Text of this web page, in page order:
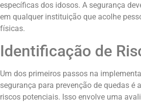
específicas dos idosos. A segurança
em qualquer instituição que acolhe
físicas.
Identificação de
Um dos primeiros passos na
segurança para prevenção de quedas é
riscos potenciais. Isso envolve uma